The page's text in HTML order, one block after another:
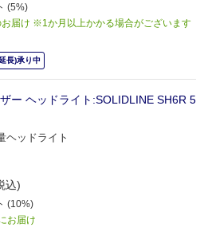
(5%)
届け ※1か月以上かかる場合がございます
長)承り中
ー ヘッドライト:SOLIDLINE SH6R 5
ヘッドライト
込)
(10%)
お届け